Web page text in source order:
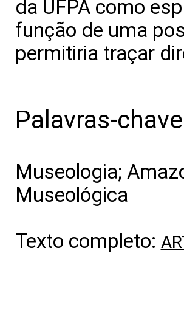
da UFPA como
função de uma
permitiria traçar
Palavras-chave
Museologia;
Museológica
Texto completo: